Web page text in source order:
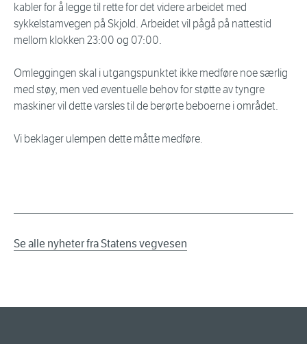
kabler for å legge til rette for det videre arbeidet med
sykkelstamvegen på Skjold. Arbeidet vil pågå på nattestid
mellom klokken 23:00 og 07:00.
Omleggingen skal i utgangspunktet ikke medføre noe særlig
med støy, men ved eventuelle behov for støtte av tyngre
maskiner vil dette varsles til de berørte beboerne i området.
Vi beklager ulempen dette måtte medføre.
Se alle nyheter fra Statens vegvesen